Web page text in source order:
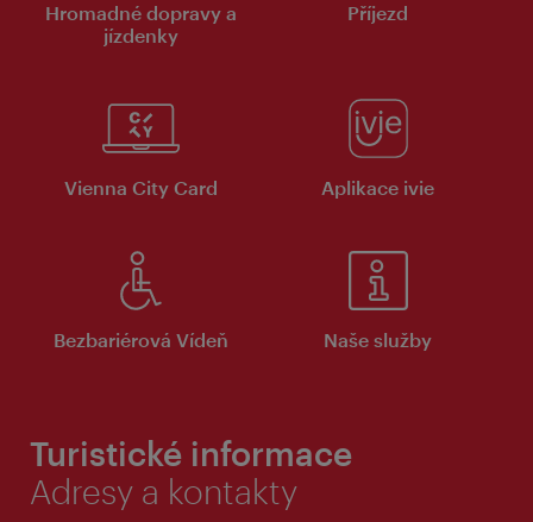
Hromadné dopravy a
jízdenky
Příjezd
Vienna City Card Aplikace ivie
Bezbariérová Vídeň Naše služby
Turistické informace
Adresy a kontakty